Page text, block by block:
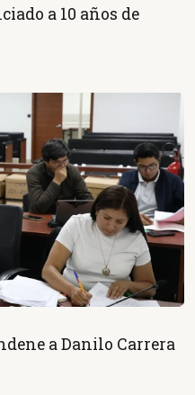
a 10 años de
a Danilo Carrera